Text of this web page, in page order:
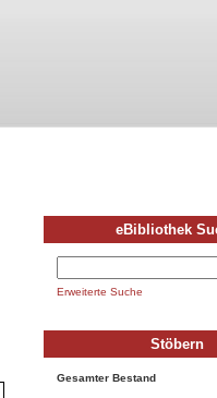
eBibliothek
Erweiterte Suche
Stöbern
Gesamter Bestand